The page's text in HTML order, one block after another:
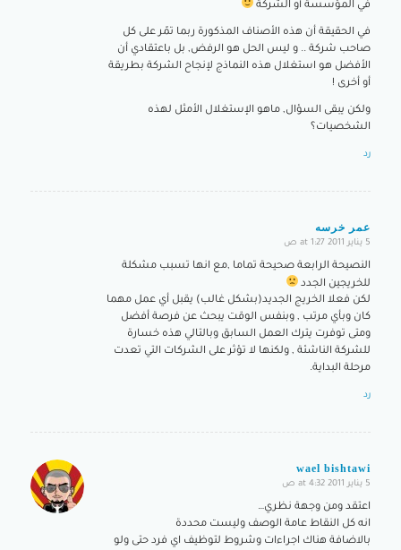
في المؤسسة أو الشركة
في الحقيقة أن هذه الأصناف المذكورة ربما تمّر على كل
صاحب شركة .. و ليس الحل هو الرفض, بل باعتقادي أن
الأفضل هو استغلال هذه النماذج لإنجاح الشركة بطريقة
أو أخرى !
ولكن يبقى السؤال, ماهو الإستغلال الأمثل لهذه
الشخصيات؟
رد
عمر خرسه
says:
5 يناير 2011 at 1:27 ص
النصيحة الرابعة صحيحة تماما ,مع انها تسبب مشكلة
للخريجين الجدد
لكن فعلا الخريج الجديد(بشكل غالب) يقبل أي عمل مهما
كان وبأي مرتب , وبنفس الوقت يبحث عن فرصة أفضل
ومتى توفرت يترك العمل السابق وبالتالي هذه خسارة
للشركة الناشئة , ولكنها لا تؤثر على الشركات التي تعدت
مرحلة البداية.
رد
wael bishtawi
says:
5 يناير 2011 at 4:32 ص
اعتقد ومن وجهة نظري…
انه كل النقاط عامة الوصف وليست محددة
بالاضافة هناك اجراءات وشروط لتوظيف اي فرد حتى ولو